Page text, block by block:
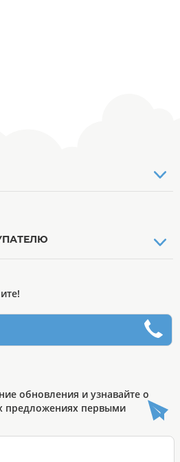
обновления и узнавайте о
предложениях первыми